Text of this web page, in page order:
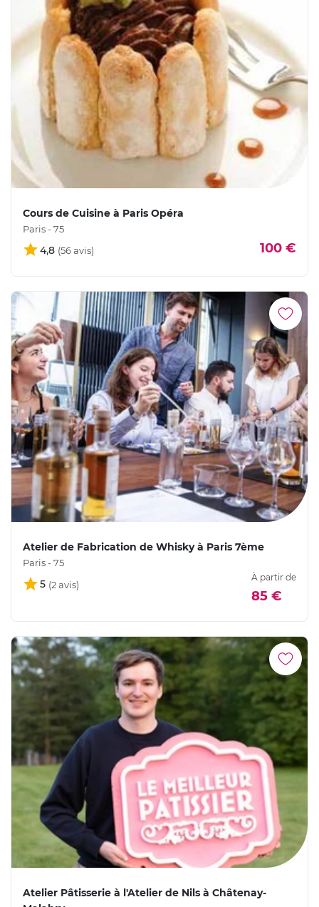
Cours de Cuisine à Paris Opéra
Paris - 75
4,8 100 €
Atelier de Fabrication de Whisky à Paris 7ème
Paris - 75
5
À partir de
85 €
Atelier Pâtisserie à l'Atelier de Nils à Châtenay-